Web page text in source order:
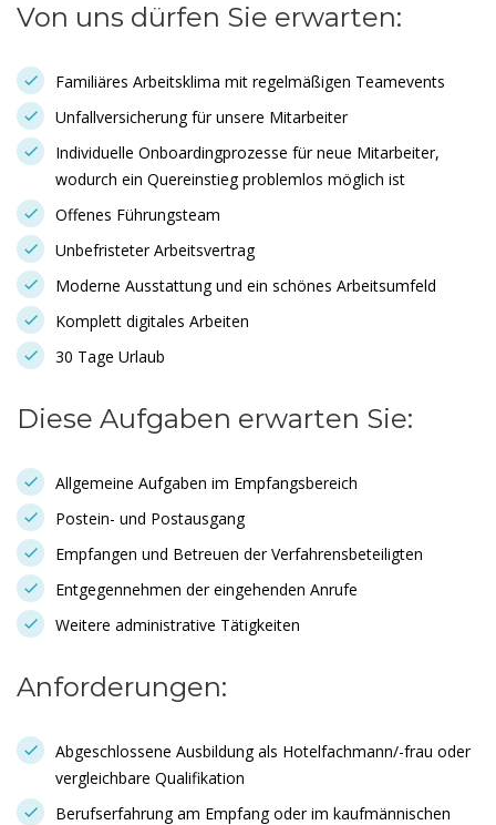
Von uns dürfen Sie erwarten:
Familiäres Arbeitsklima mit regelmäßigen Teamevents
Unfallversicherung für unsere Mitarbeiter
Individuelle Onboardingprozesse für neue Mitarbeiter,
wodurch ein Quereinstieg problemlos möglich ist
Offenes Führungsteam
Unbefristeter Arbeitsvertrag
Moderne Ausstattung und ein schönes Arbeitsumfeld
Komplett digitales Arbeiten
30 Tage Urlaub
Diese Aufgaben erwarten Sie:
Allgemeine Aufgaben im Empfangsbereich
Postein- und Postausgang
Empfangen und Betreuen der Verfahrensbeteiligten
Entgegennehmen der eingehenden Anrufe
Weitere administrative Tätigkeiten
Anforderungen:
Abgeschlossene Ausbildung als Hotelfachmann/-frau oder
vergleichbare Qualifikation
Berufserfahrung am Empfang oder im kaufmännischen